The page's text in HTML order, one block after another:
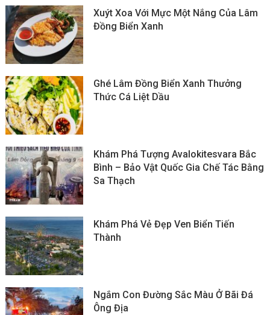
Xuýt Xoa Với Mực Một Nắng Của Lâm
Đồng Biển Xanh
Ghé Lâm Đồng Biển Xanh Thưởng
Thức Cá Liệt Dầu
Khám Phá Tượng Avalokitesvara Bắc
Bình – Bảo Vật Quốc Gia Chế Tác Bằng
Sa Thạch
Khám Phá Vẻ Đẹp Ven Biển Tiến
Thành
Ngắm Con Đường Sắc Màu Ở Bãi Đá
Ông Địa